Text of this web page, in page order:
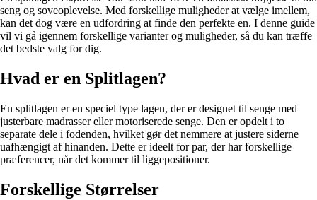
seng og soveoplevelse. Med forskellige muligheder at vælge imellem,
kan det dog være en udfordring at finde den perfekte en. I denne guide
vil vi gå igennem forskellige varianter og muligheder, så du kan træffe
det bedste valg for dig.
Hvad er en Splitlagen?
En splitlagen er en speciel type lagen, der er designet til senge med
justerbare madrasser eller motoriserede senge. Den er opdelt i to
separate dele i fodenden, hvilket gør det nemmere at justere siderne
uafhængigt af hinanden. Dette er ideelt for par, der har forskellige
præferencer, når det kommer til liggepositioner.
Forskellige Størrelser